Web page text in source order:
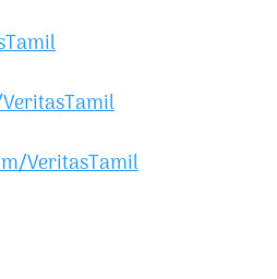
VeritasTamil